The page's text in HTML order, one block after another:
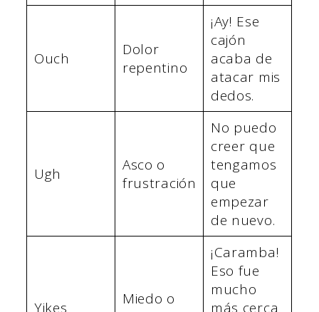
Ouch
Dolor
repentino
¡Ay! Ese
cajón
acaba de
atacar mis
dedos.
Ugh
Asco o
frustración
No puedo
creer que
tengamos
que
empezar
de nuevo.
Yikes
Miedo o
¡Caramba!
Eso fue
mucho
más cerca